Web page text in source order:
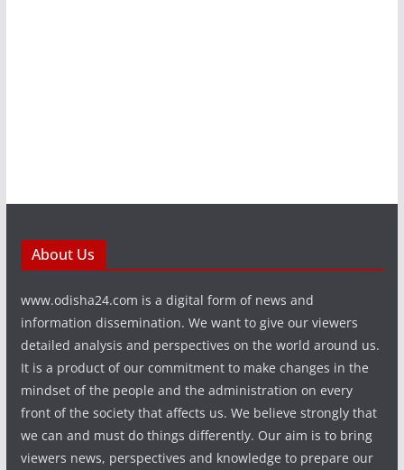
About Us
www.odisha24.com is a digital form of news and
information dissemination. We want to give our viewers
detailed analysis and perspectives on the world around us.
It is a product of our commitment to make changes in the
mindset of the people and the administration on every
front of the society that affects us. We believe strongly that
we can and must do things differently. Our aim is to bring
viewers news, perspectives and knowledge to prepare our